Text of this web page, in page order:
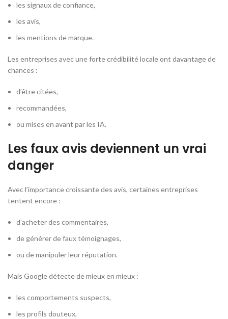
les signaux de confiance,
les avis,
les mentions de marque.
Les entreprises avec une forte crédibilité locale ont davantage de
chances :
d’être citées,
recommandées,
ou mises en avant par les IA.
Les faux avis deviennent un vrai
danger
Avec l’importance croissante des avis, certaines entreprises
tentent encore :
d’acheter des commentaires,
de générer de faux témoignages,
ou de manipuler leur réputation.
Mais Google détecte de mieux en mieux :
les comportements suspects,
les profils douteux,